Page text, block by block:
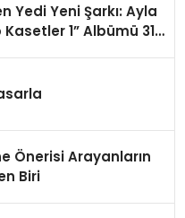
Yedi Yeni Şarkı: Ayla
Kasetler 1” Albümü 31
Önerisi Arayanların
Biri